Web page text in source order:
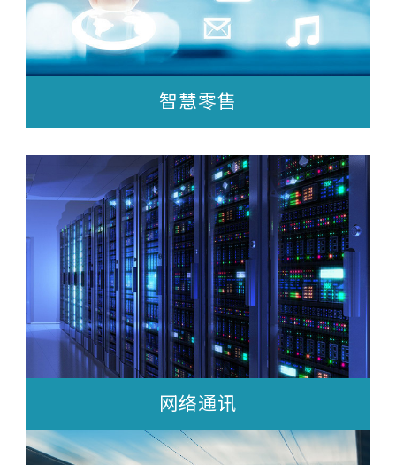
智慧零售
网络通讯